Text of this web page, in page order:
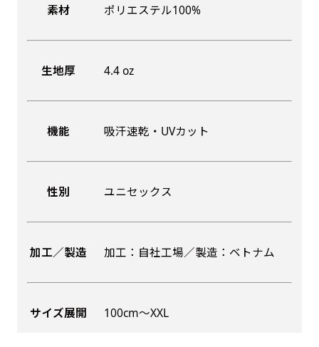
素材 ポリエステル100%
生地厚 4.4 oz
機能 吸汗速乾・UVカット
性別 ユニセックス
加工／製造 加工：自社工場／製造：ベトナム
サイズ展開 100cm〜XXL